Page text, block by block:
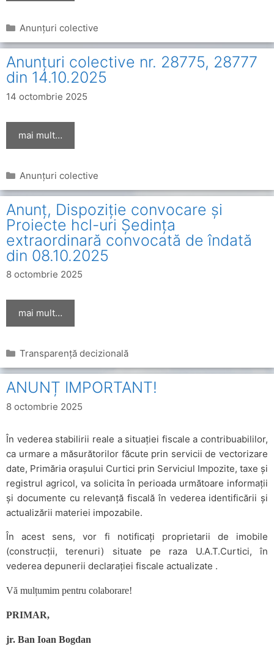
Categorii
Anunțuri colective
Anunțuri colective nr. 28775, 28777
din 14.10.2025
14 octombrie 2025
mai mult…
Categorii
Anunțuri colective
Anunț, Dispoziție convocare și
Proiecte hcl-uri Ședința
extraordinară convocată de îndată
din 08.10.2025
8 octombrie 2025
mai mult…
Categorii
Transparență decizională
ANUNȚ IMPORTANT!
8 octombrie 2025
În vederea stabilirii reale a situației fiscale a contribuabililor,
ca urmare a măsurătorilor făcute prin servicii de vectorizare
date, Primăria orașului Curtici prin Serviciul Impozite, taxe și
registrul agricol, va solicita în perioada următoare informații
și documente cu relevanță fiscală în vederea identificării și
actualizării materiei impozabile.
În acest sens, vor fi notificați proprietarii de imobile
(construcții, terenuri) situate pe raza U.A.T.Curtici, în
vederea depunerii declarației fiscale actualizate .
Vă mulțumim pentru colaborare!
PRIMAR,
jr. Ban Ioan Bogdan